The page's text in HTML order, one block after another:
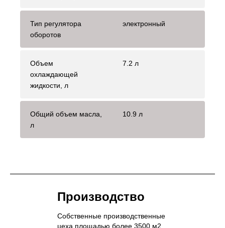
Тип регулятора
оборотов
электронный
Объем
охлаждающей
жидкости, л
7.2 л
Общий объем масла,
л
10.9 л
Производство
Собственные производственные
цеха площадью более 3500 м2